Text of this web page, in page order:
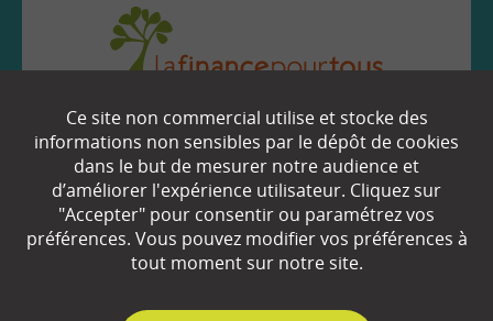
EN SAVOIR
Qui sommes-nous ?
Partenaires
Ce site non commercial utilise et stocke des
informations non sensibles par le dépôt de cookies
dans le but de mesurer notre audience et
d’améliorer l'expérience utilisateur. Cliquez sur
"Accepter" pour consentir ou paramétrez vos
préférences. Vous pouvez modifier vos préférences à
tout moment sur notre site.